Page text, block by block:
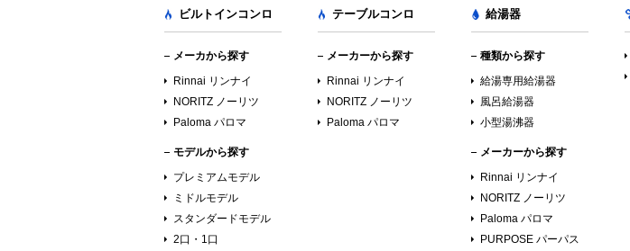
ビルトインコンロ
メーカから探す
Rinnai リンナイ
NORITZ ノーリツ
Paloma パロマ
モデルから探す
プレミアムモデル
ミドルモデル
スタンダードモデル
2口・1口
テーブルコンロ
メーカーから探す
Rinnai リンナイ
NORITZ ノーリツ
Paloma パロマ
給湯器
種類から探す
給湯専用給湯器
風呂給湯器
小型湯沸器
メーカーから探す
Rinnai リンナイ
NORITZ ノーリツ
Paloma パロマ
PURPOSE パーパス